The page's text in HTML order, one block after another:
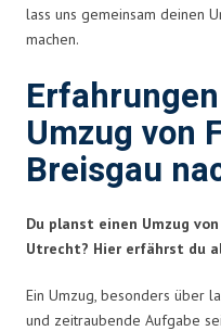
lass uns gemeinsam deinen
machen.
Umzug von
Breisgau
Du planst einen Umzug
Utrecht? Hier erfährst du
Ein Umzug, besonders über
und zeitraubende Aufgabe